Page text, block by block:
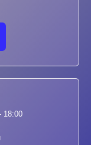
18:00